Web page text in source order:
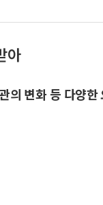
아
의 변화 등 다양한